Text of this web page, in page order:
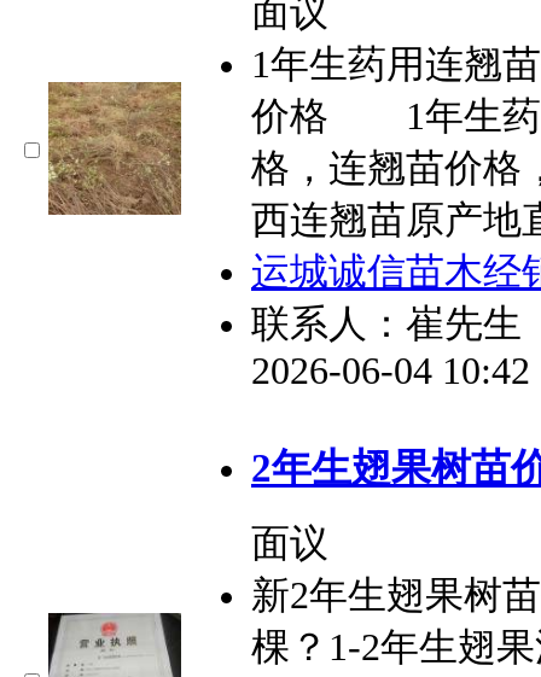
面议
1年生药用连翘
价格 1年生药
格，连翘苗价格
西连翘苗原产地
运城诚信苗木经
联系人：崔先生
2026-06-04
2年生翅果树苗
面议
新2年生翅果树
棵？1-2年生翅